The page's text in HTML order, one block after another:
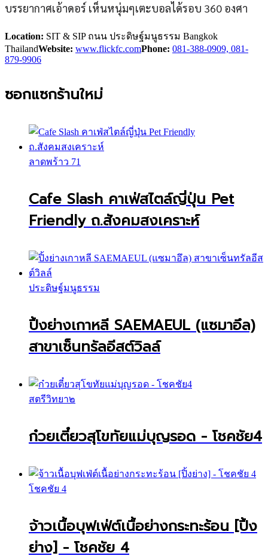
บรรยากาศเอ้าดอร์ เห็นหนุ่มๆเตะบอลได้รอบ 360 องศา
Location: SIT & SIP ถนน ประดิษฐ์มนูธรรม Bangkok
ThailandWebsite: www.flickfc.comPhone: 081-388-0909, 081-
879-9906
ซอกแซกร้านใหม่
ลาดพร้าว 71
Cafe Slash คาเฟ่สไตล์ญี่ปุ่น Pet
Friendly ถ.สังคมสงเคราะห์
ประดิษฐ์มนูธรรม
ปิ้งย่างเกาหลี SAEMAEUL (แซมาอึล)
สาขาเซ็นทรัลอีสต์วิลล์
สตรีวิทยา๒
ก๋วยเตี๋ยวสุโขทัยแม่บุญรอด - โชคชัย4
โชคชัย 4
จ้าวเนื้อบุฟเฟ่ต์เนื้อย่างกระทะร้อน [ปิ้ง
ย่าง] - โชคชัย 4